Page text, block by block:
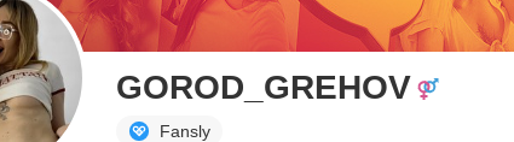
GOROD_GREHOV
Fansly